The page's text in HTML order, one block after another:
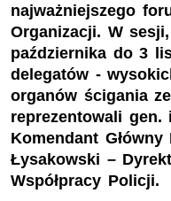
najważniejszego
Organizacji. W
października do 3
delegatów -
organów ścigania
reprezentowali gen.
Komendant
Łysakowski –
Współpracy Policji.